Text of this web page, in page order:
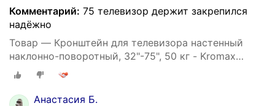
Комментарий: 75 телевизор держит закрепился
надёжно
Товар — Кронштейн для телевизора настенный
наклонно-поворотный, 32"-75", 50 кг - Kromax
ATLANTIS-80
Анастасия Б.